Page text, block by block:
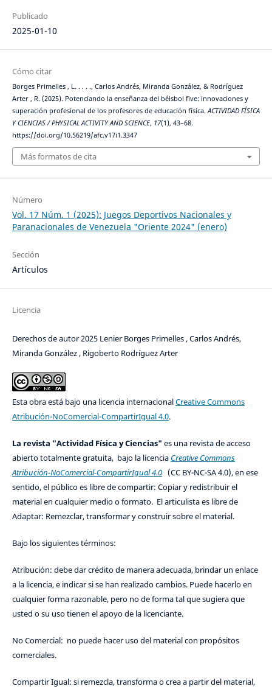
Publicado
2025-01-10
Cómo citar
Borges Primelles , L. . . . ., Carlos Andrés, Miranda González, & Rodríguez
Arter , R. (2025). Potenciando la enseñanza del béisbol five: innovaciones y
superación profesional de los profesores de educación física. ACTIVIDAD FÍSICA
Y CIENCIAS / PHYSICAL ACTIVITY AND SCIENCE, 17(1), 43–68.
https://doi.org/10.56219/afc.v17i1.3347
Más formatos de cita
Número
Vol. 17 Núm. 1 (2025): Juegos Deportivos Nacionales y
Paranacionales de Venezuela "Oriente 2024" (enero)
Sección
Artículos
Licencia
Derechos de autor 2025 Lenier Borges Primelles , Carlos Andrés,
Miranda González , Rigoberto Rodríguez Arter
Esta obra está bajo una licencia internacionalCreative Commons
Atribución-NoComercial-CompartirIgual 4.0.
La revista "Actividad Física y Ciencias" es una revista de acceso
abierto totalmente gratuita, bajo la licencia Creative Commons
Atribución-NoComercial-CompartirIgual 4.0(CC BY-NC-SA 4.0), en ese
sentido, el público es libre de compartir: Copiar y redistribuir el
material en cualquier medio o formato. El articulista es libre de
Adaptar: Remezclar, transformar y construir sobre el material.
Bajo los siguientes términos:
Atribución: debe dar crédito de manera adecuada, brindar un enlace
a la licencia, e indicar si se han realizado cambios. Puede hacerlo en
cualquier forma razonable, pero no de forma tal que sugiera que
usted o su uso tienen el apoyo de la licenciante.
No Comercial: no puede hacer uso del material con propósitos
comerciales.
Compartir Igual: si remezcla, transforma o crea a partir del material,